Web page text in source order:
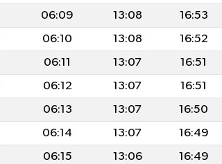
06:09 13:08 16:53
06:10 13:08 16:52
06:11 13:07 16:51
06:12 13:07 16:51
06:13 13:07 16:50
06:14 13:07 16:49
06:15 13:06 16:49